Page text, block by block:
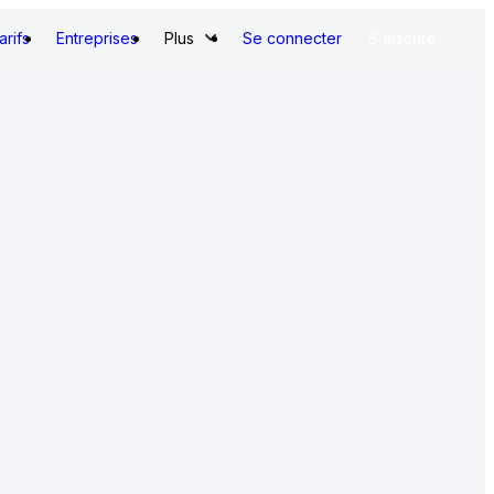
Entreprises Plus Se connecter